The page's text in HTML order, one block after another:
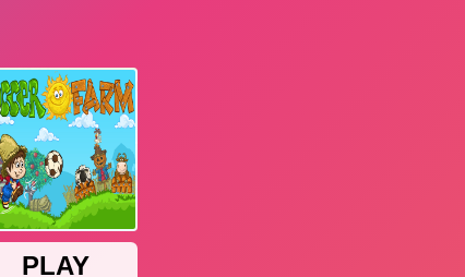
Симуляторы
Пасьянс